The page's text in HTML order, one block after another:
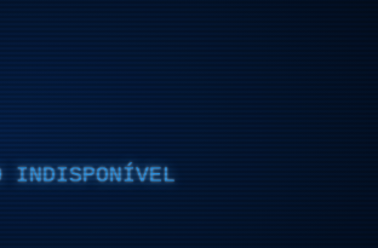
INDISPONÍVEL